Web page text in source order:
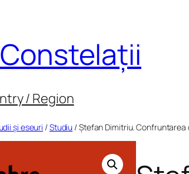
/ Region
și eseuri /Studiu / Ștefan Dimitriu.